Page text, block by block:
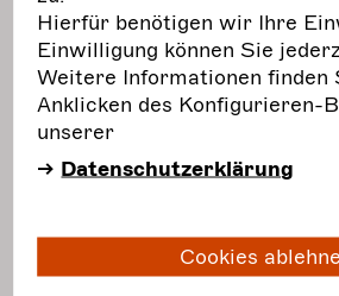
Future
​​​​​​2022 - 2023
bot Beratung und
Nachhaltigkeit in den freien
Künsten an, veranstaltete
mehrerfahren
Hierfür benötigen wir Ihre
Einwilligung können Sie
Weitere Informationen finden
Anklicken des Konfigurieren-
unserer
Datenschutzerklärung
Cookies